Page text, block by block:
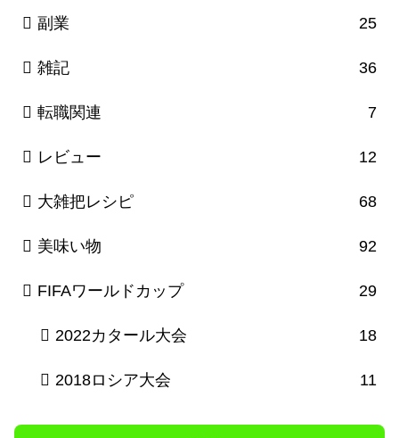
副業 25
雑記 36
転職関連 7
レビュー 12
大雑把レシピ 68
美味い物 92
FIFAワールドカップ 29
2022カタール大会 18
2018ロシア大会 11